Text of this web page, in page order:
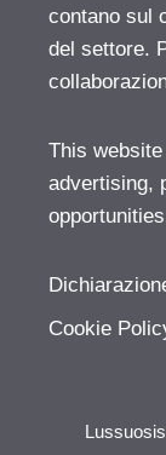
contano sul
del settore.
This
advertising,
Cookie